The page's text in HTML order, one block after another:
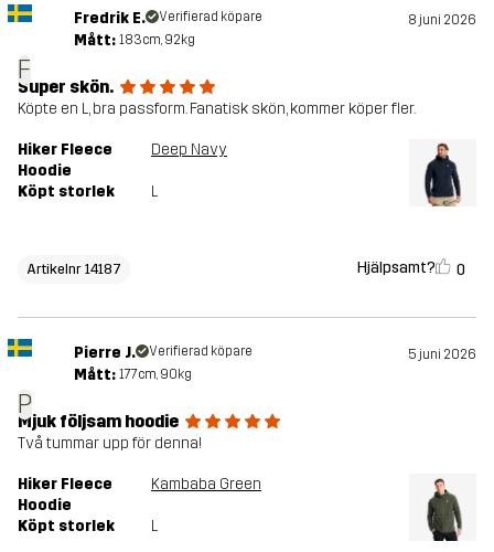
F
Fredrik E. Verifierad köpare 8 juni 2026
Mått: 183cm, 92kg
Super skön.
Köpte en L, bra passform. Fanatisk skön, kommer köper fler.
Hiker Fleece
Hoodie
Deep Navy
Köpt storlek L
Artikelnr 14187 Hjälpsamt? 0
P
Pierre J. Verifierad köpare 5 juni 2026
Mått: 177cm, 90kg
Mjuk följsam hoodie
Två tummar upp för denna!
Hiker Fleece
Hoodie
Kambaba Green
Köpt storlek L